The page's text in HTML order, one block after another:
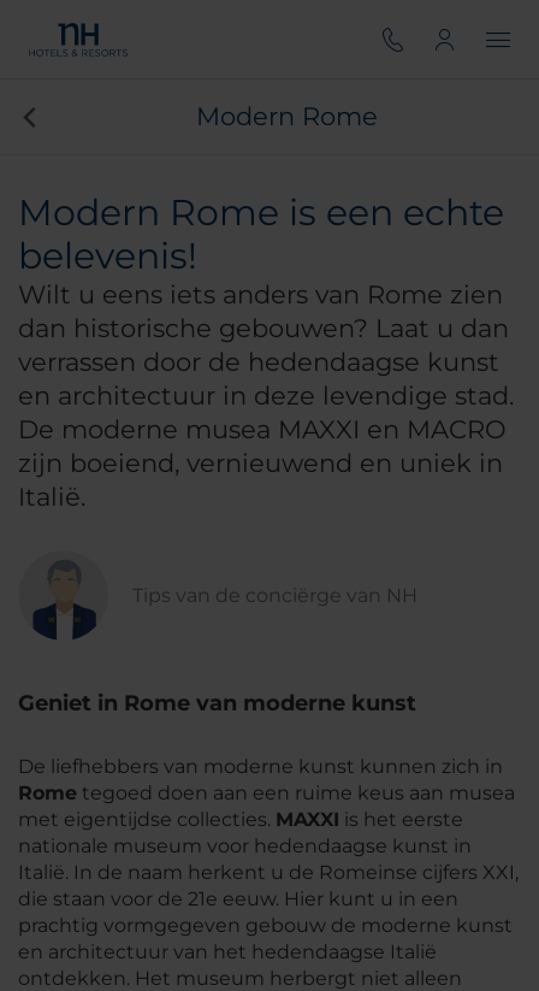
Modern Rome
Modern Rome is een echte
belevenis!
Wilt u eens iets anders van Rome zien
dan historische gebouwen? Laat u dan
verrassen door de hedendaagse kunst
en architectuur in deze levendige stad.
De moderne musea MAXXI en MACRO
zijn boeiend, vernieuwend en uniek in
Italië.
Tips van de conciërge van NH
Geniet in Rome van moderne kunst
De liefhebbers van moderne kunst kunnen zich in
Rome tegoed doen aan een ruime keus aan musea
met eigentijdse collecties. MAXXI is het eerste
nationale museum voor hedendaagse kunst in
Italië. In de naam herkent u de Romeinse cijfers XXI,
die staan voor de 21e eeuw. Hier kunt u in een
prachtig vormgegeven gebouw de moderne kunst
en architectuur van het hedendaagse Italië
ontdekken. Het museum herbergt niet alleen